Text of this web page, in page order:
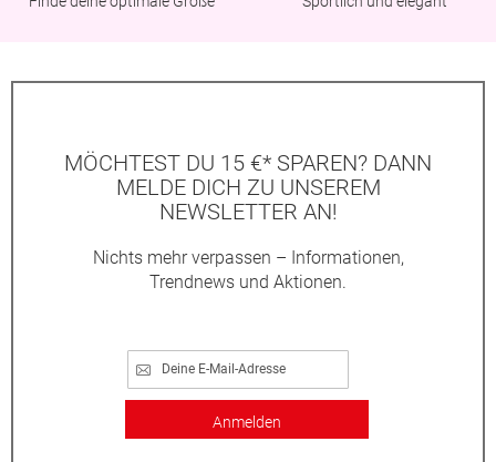
MÖCHTEST DU 15 €* SPAREN? DANN
MELDE DICH ZU UNSEREM
NEWSLETTER AN!
Nichts mehr verpassen – Informationen,
Trendnews und Aktionen.
Anmelden